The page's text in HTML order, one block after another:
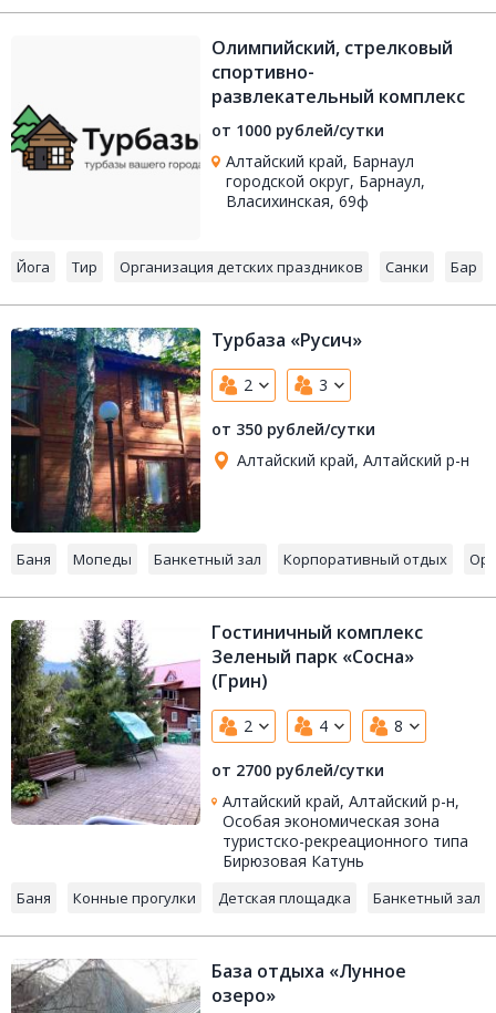
Олимпийский, стрелковый
спортивно-
развлекательный комплекс
от 1000 рублей/сутки
Алтайский край, Барнаул
городской округ, Барнаул,
Власихинская, 69ф
Йога Тир Организация детских праздников Санки Бар
Турбаза «Русич»
2 3
от 350 рублей/сутки
Алтайский край, Алтайский р-н
Баня Мопеды Банкетный зал Корпоративный отдых
Гостиничный комплекс
Зеленый парк «Сосна»
(Грин)
2 4 8
от 2700 рублей/сутки
Алтайский край, Алтайский р-н,
Особая экономическая зона
туристско-рекреационного типа
Бирюзовая Катунь
Баня Конные прогулки Детская площадка Банкетный зал
База отдыха «Лунное
озеро»